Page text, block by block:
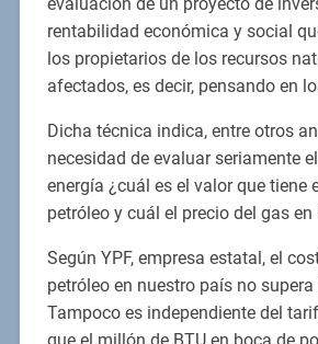
rentabilidad económica y social
los propietarios de los recursos
afectados, es decir, pensando en
Dicha técnica indica, entre otros
necesidad de evaluar seriamente
energía ¿cuál es el valor que tiene
petróleo y cuál el precio del gas
Según YPF, empresa estatal, el
petróleo en nuestro país no supera
Tampoco es independiente del